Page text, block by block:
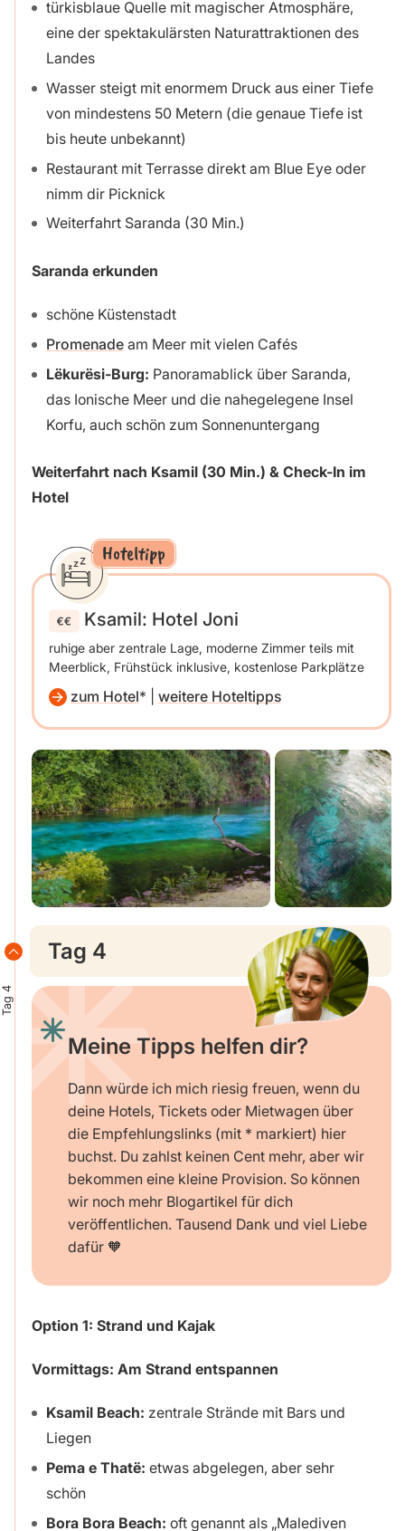
türkisblaue Quelle mit magischer Atmosphäre,
eine der spektakulärsten Naturattraktionen des
Landes
Wasser steigt mit enormem Druck aus einer Tiefe
von mindestens 50 Metern (die genaue Tiefe ist
bis heute unbekannt)
Restaurant mit Terrasse direkt am Blue Eye oder
nimm dir Picknick
Weiterfahrt Saranda (30 Min.)
Saranda erkunden
schöne Küstenstadt
Promenadeam Meer mit vielen Cafés
Lëkurësi-Burg: Panoramablick über Saranda,
das Ionische Meer und die nahegelegene Insel
Korfu, auch schön zum Sonnenuntergang
Weiterfahrt nach Ksamil (30 Min.) & Check-In im
Hotel
Hoteltipp
Ksamil: Hotel Joni
ruhige aber zentrale Lage, moderne Zimmer teils mit
Meerblick, Frühstück inklusive, kostenlose Parkplätze
zum Hotel weitere Hoteltipps
Tag 4
Tag 4
Meine Tipps helfen dir?
Dann würde ich mich riesig freuen, wenn du
deine Hotels, Tickets oder Mietwagen über
die Empfehlungslinks (mit * markiert) hier
buchst. Du zahlst keinen Cent mehr, aber wir
bekommen eine kleine Provision. So können
wir noch mehr Blogartikel für dich
veröffentlichen. Tausend Dank und viel Liebe
dafür 🧡
Option 1: Strand und Kajak
Vormittags: Am Strand entspannen
Ksamil Beach: zentrale Strände mit Bars und
Liegen
Pema e Thatë: etwas abgelegen, aber sehr
schön
Bora Bora Beach: oft genannt als „Malediven